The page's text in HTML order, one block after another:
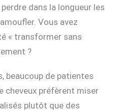
dans la longueur les
Vous avez
« transformer sans
?
beaucoup de patientes
cheveux préfèrent miser
plutôt que des